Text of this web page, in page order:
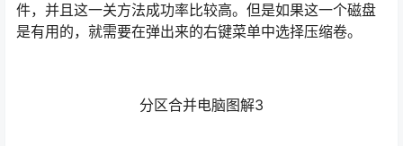
件，并且这一关方法成功率比较高。但是如果这一个磁盘
是有用的，就需要在弹出来的右键菜单中选择压缩卷。
分区合并电脑图解3